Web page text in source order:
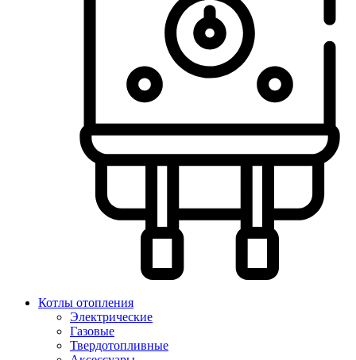
Котлы отопления
Электрические
Газовые
Твердотопливные